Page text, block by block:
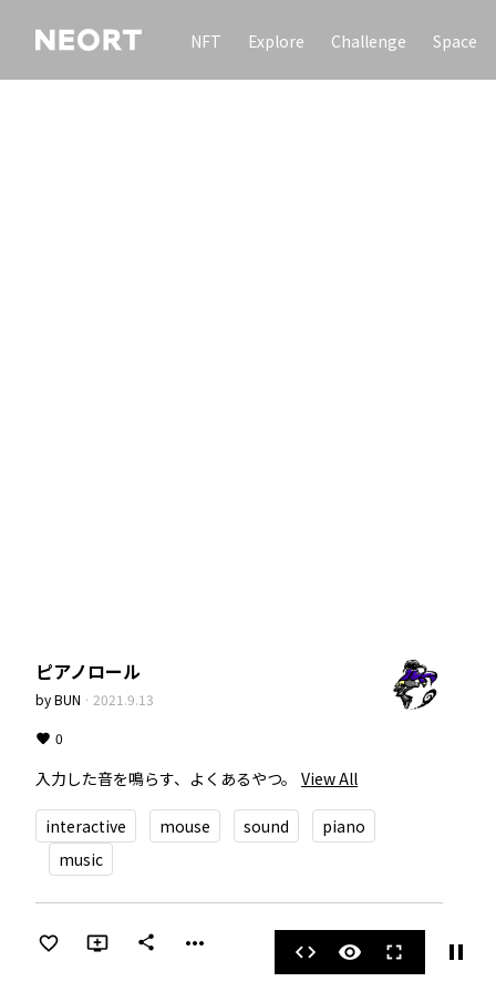
NFT Explore Challenge Space
ピアノロール
byBUN · 2021.9.13
0
入力した音を鳴らす、よくあるやつ。 View All
interactive mouse sound
piano
music
share more_horiz code visibility fullscreen pause